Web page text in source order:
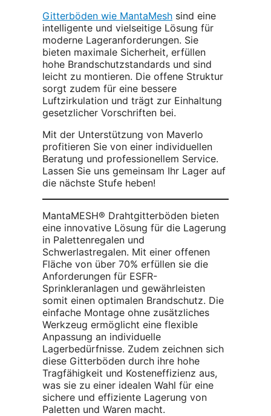
Gitterböden wie MantaMesh sind eine
intelligente und vielseitige Lösung für
moderne Lageranforderungen. Sie
bieten maximale Sicherheit, erfüllen
hohe Brandschutzstandards und sind
leicht zu montieren. Die offene Struktur
sorgt zudem für eine bessere
Luftzirkulation und trägt zur Einhaltung
gesetzlicher Vorschriften bei.
Mit der Unterstützung von Maverlo
profitieren Sie von einer individuellen
Beratung und professionellem Service.
Lassen Sie uns gemeinsam Ihr Lager auf
die nächste Stufe heben!
MantaMESH® Drahtgitterböden bieten
eine innovative Lösung für die Lagerung
in Palettenregalen und
Schwerlastregalen. Mit einer offenen
Fläche von über 70% erfüllen sie die
Anforderungen für ESFR-
Sprinkleranlagen und gewährleisten
somit einen optimalen Brandschutz. Die
einfache Montage ohne zusätzliches
Werkzeug ermöglicht eine flexible
Anpassung an individuelle
Lagerbedürfnisse. Zudem zeichnen sich
diese Gitterböden durch ihre hohe
Tragfähigkeit und Kosteneffizienz aus,
was sie zu einer idealen Wahl für eine
sichere und effiziente Lagerung von
Paletten und Waren macht.